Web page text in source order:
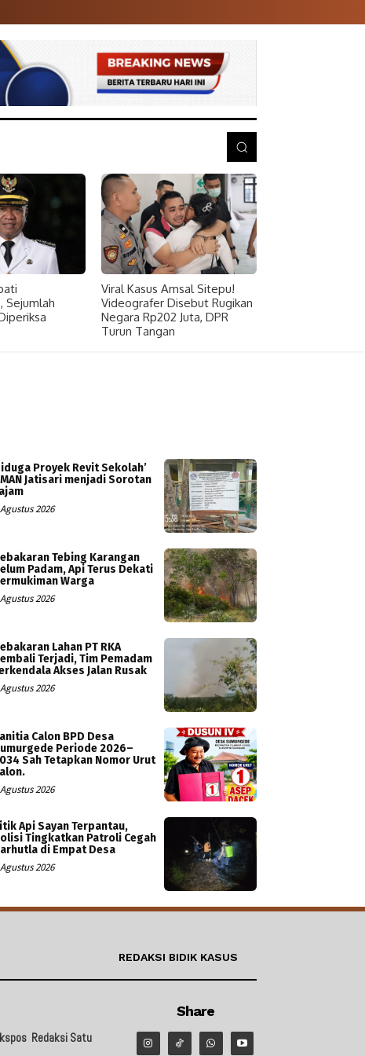
Sejumlah
Viral Kasus Amsal Sitepu!
Videografer Disebut Rugikan
Negara Rp202 Juta, DPR
Turun Tangan
Proyek Revit Sekolah’
Jatisari menjadi Sorotan
2026
Tebing Karangan
Padam, Api Terus Dekati
Warga
2026
Lahan PT RKA
Terjadi, Tim Pemadam
Akses Jalan Rusak
2026
Calon BPD Desa
Periode 2026–
Sah Tetapkan Nomor Urut
2026
Api Sayan Terpantau,
Tingkatkan Patroli Cegah
di Empat Desa
2026
REDAKSI BIDIK KASUS
Redaksi Satu
Share